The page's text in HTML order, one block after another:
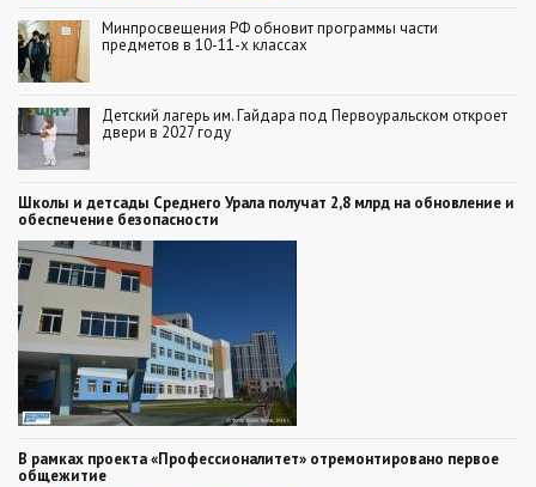
Минпросвещения РФ обновит программы части
предметов в 10-11-х классах
Детский лагерь им. Гайдара под Первоуральском откроет
двери в 2027 году
Школы и детсады Среднего Урала получат 2,8 млрд на обновление и
обеспечение безопасности
В рамках проекта «Профессионалитет» отремонтировано первое
общежитие